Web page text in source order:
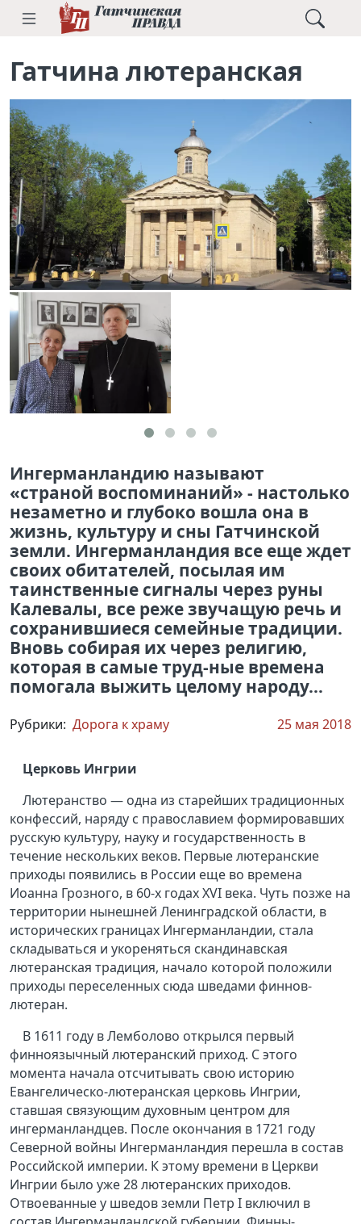
Гатчина лютеранская
Ингерманландию называют
«страной воспоминаний» - настолько
незаметно и глубоко вошла она в
жизнь, культуру и сны Гатчинской
земли. Ингерманландия все еще ждет
своих обитателей, посылая им
таинственные сигналы через руны
Калевалы, все реже звучащую речь и
сохранившиеся семейные традиции.
Вновь собирая их через религию,
которая в самые труд-ные времена
помогала выжить целому народу...
Рубрики: Дорога к храму 25 мая 2018
Церковь Ингрии
Лютеранство — одна из старейших традиционных
конфессий, наряду с православием формировавших
русскую культуру, науку и государственность в
течение нескольких веков. Первые лютеранские
приходы появились в России еще во времена
Иоанна Грозного, в 60-х годах XVI века. Чуть позже на
территории нынешней Ленинградской области, в
исторических границах Ингерманландии, стала
складываться и укореняться скандинавская
лютеранская традиция, начало которой положили
приходы переселенных сюда шведами финнов-
лютеран.
В 1611 году в Лемболово открылся первый
финноязычный лютеранский приход. С этого
момента начала отсчитывать свою историю
Евангелическо-лютеранская церковь Ингрии,
ставшая связующим духовным центром для
ингерманландцев. После окончания в 1721 году
Северной войны Ингерманландия перешла в состав
Российской империи. К этому времени в Церкви
Ингрии было уже 28 лютеранских приходов.
Отвоеванные у шведов земли Петр I включил в